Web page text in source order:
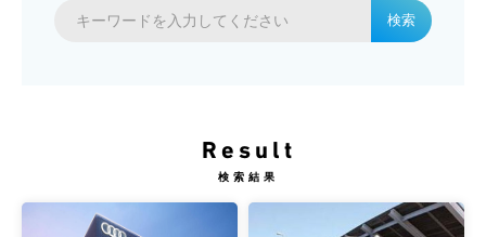
Result
検索結果